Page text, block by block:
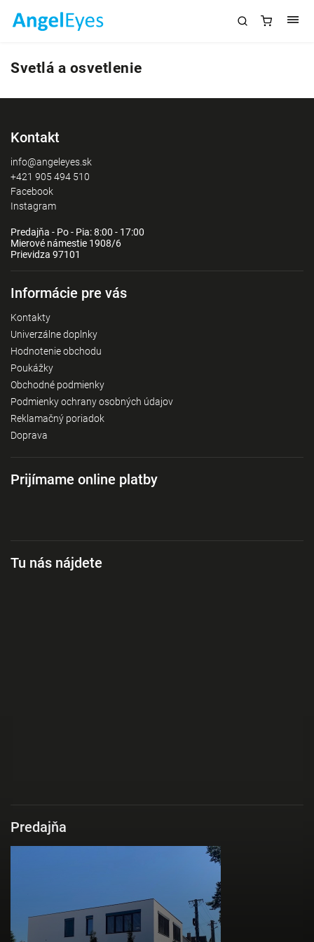
Svetlá a osvetlenie
Kontakt
info@angeleyes.sk
+421 905 494 510
Facebook
Instagram
Predajňa - Po - Pia: 8:00 - 17:00
Mierové námestie 1908/6
Prievidza 97101
Informácie pre vás
Kontakty
Univerzálne doplnky
Hodnotenie obchodu
Poukážky
Obchodné podmienky
Podmienky ochrany osobných údajov
Reklamačný poriadok
Doprava
Prijímame online platby
Tu nás nájdete
Predajňa